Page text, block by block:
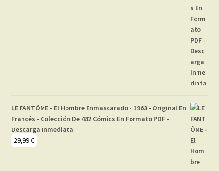
LE FANTÔME - El Hombre Enmascarado - 1963 - Original En
Francés - Colección De 482 Cómics En Formato PDF -
Descarga Inmediata
29,99€